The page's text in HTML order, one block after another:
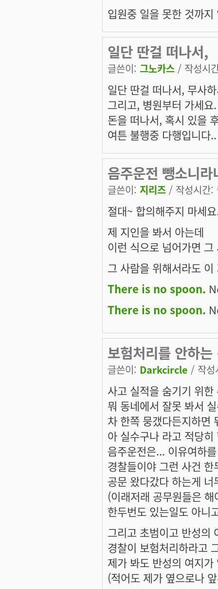
입원중 일을 못한 것까
일단 딴걸 떠나서,
글쓴이: 그노카스 / 작성시
일단 딴걸 떠나서, 무사
그리고, 병원부터 가세요.
돈을 떠나서, 혹시 있을
여튼 불행중 다행입니다..
음주운전 뺑소니
글쓴이: 지리즈 / 작성시간
절대~ 합의해주지 마세
제 지인을 봐서 아는데
이런 식으로 넘어가면
그 사람을 위해서라도
There is no spoon.
There is no spoon.
보험처리를 안하는
글쓴이: Darkcircle / 작
사고 실적을 숨기기 위한
뭐 동네에서 잘못 봐서
차 한쪽 뭉갰다든지하면
아 실수구나 라고 적당
음주운전은... 이유여하
경찰들이야 그런 사건
공문 왔다갔다 하는게
(이래저래 공무원들은
한두번도 있는일도 아니
그리고 초범이고 반성의
경찰이 보험처리하라고
제가 봐도 반성의 여지
(적어도 제가 옆으로나